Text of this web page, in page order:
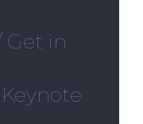
Get in
Keynote